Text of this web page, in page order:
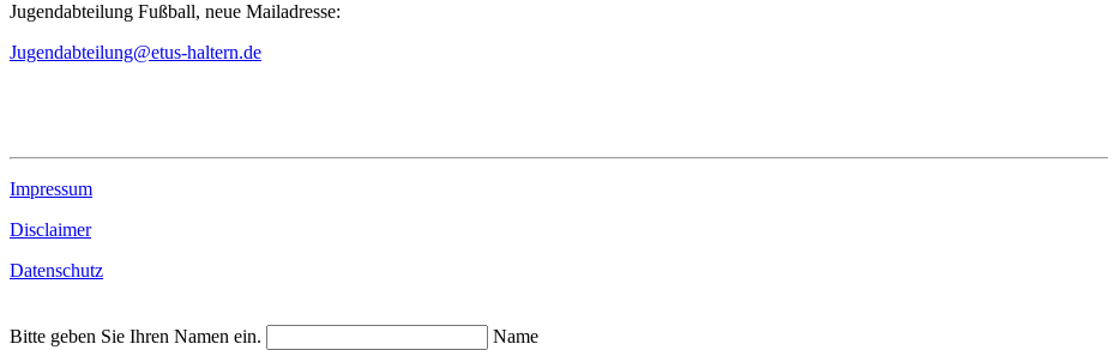
Jugendabteilung Fußball, neue Mailadresse:
Jugendabteilung@etus-haltern.de
Impressum
Disclaimer
Datenschutz
Bitte geben Sie Ihren Namen ein.
Name